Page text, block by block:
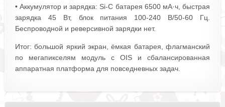
• Аккумулятор и зарядка: Si‑C батарея 6500 мА·ч, быстрая
зарядка 45 Вт, блок питания 100‑240 В/50‑60 Гц.
Беспроводной и реверсивной зарядки нет.
Итог: большой яркий экран, ёмкая батарея, флагманский
по мегапикселям модуль с OIS и сбалансированная
аппаратная платформа для повседневных задач.